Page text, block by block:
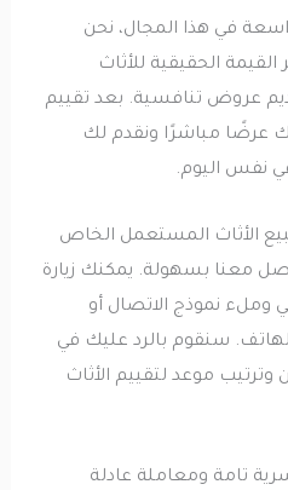
في هذا المجال، نحن
الحقيقية للأثاث
تنافسية. بعد تقييم
مباشرًا ونقدم لك
اليوم.
المستعمل الخاص
بسهولة. يمكنك زيارة
نموذج الاتصال أو
سنقوم بالرد عليك في
موعد لتقييم الأثاث
ومعاملة عادلة